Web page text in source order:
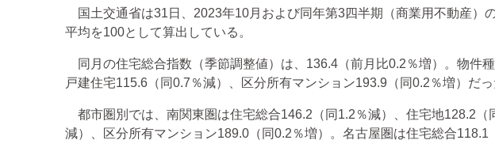
国土交通省は31日、2023年10月および同年第3四半期（商業用不動産）
平均を100として算出している。
同月の住宅総合指数（季節調整値）は、136.4（前月比0.2％増）。物件
戸建住宅115.6（同0.7％減）、区分所有マンション193.9（同0.2％増）だっ
都市圏別では、南関東圏は住宅総合146.2（同1.2％減）、住宅地128.2（
減）、区分所有マンション189.0（同0.2％増）。名古屋圏は住宅総合118.1